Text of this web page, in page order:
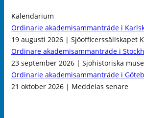
Kalendarium
Ordinarie akademisammanträde i
19 augusti 2026 | Sjöofficerssällskapet
Ordinare akademisammanträde i
23 september 2026 | Sjöhistoriska
Ordinarie akademisammanträde i
21 oktober 2026 | Meddelas senare